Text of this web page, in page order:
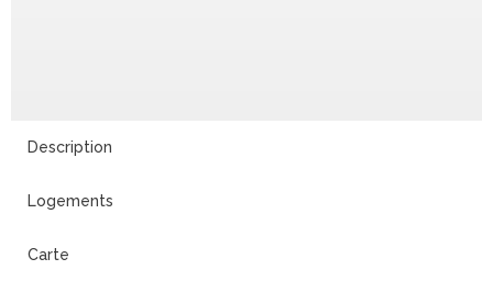
Description
Logements
Carte